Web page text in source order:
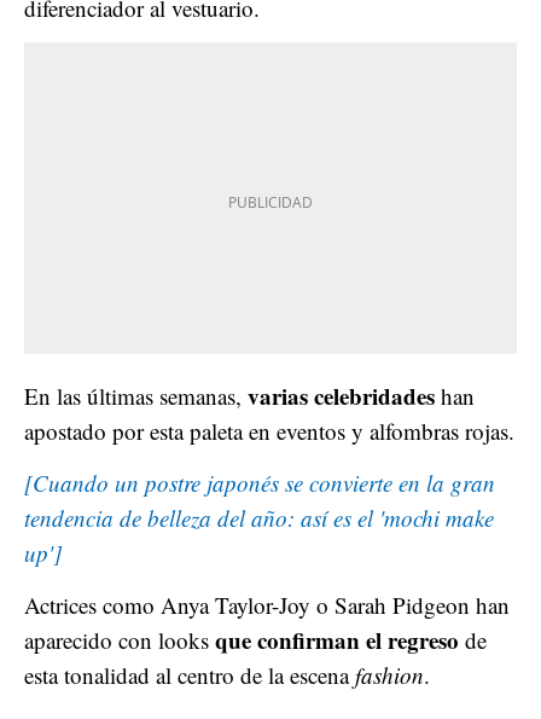
diferenciador al vestuario.
En las últimas semanas, varias celebridades han
apostado por esta paleta en eventos y alfombras rojas.
[Cuando un postre japonés se convierte en la gran
tendencia de belleza del año: así es el 'mochi make
up']
Actrices como Anya Taylor-Joy o Sarah Pidgeon han
aparecido con looks que confirman el regreso de
esta tonalidad al centro de la escenafashion.